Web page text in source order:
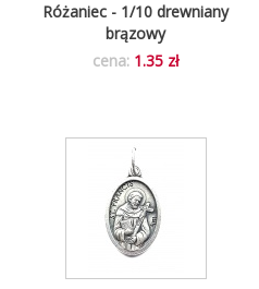
Różaniec - 1/10 drewniany
brązowy
cena: 1.35 zł